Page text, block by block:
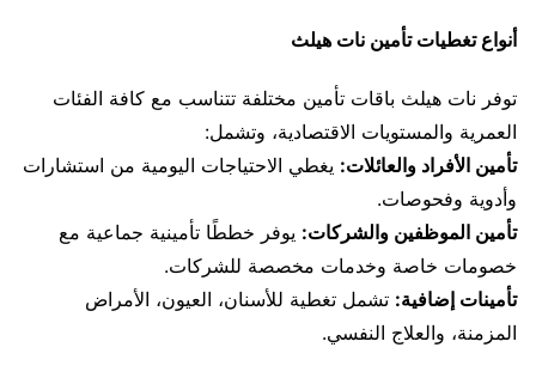
أنواع تغطيات تأمين نات هيلث
توفر نات هيلث باقات تأمين مختلفة تتناسب مع كافة الفئات
العمرية والمستويات الاقتصادية، وتشمل:
تأمين الأفراد والعائلات: يغطي الاحتياجات اليومية من استشارات
وأدوية وفحوصات.
تأمين الموظفين والشركات: يوفر خططًا تأمينية جماعية مع
خصومات خاصة وخدمات مخصصة للشركات.
تأمينات إضافية: تشمل تغطية للأسنان، العيون، الأمراض
المزمنة، والعلاج النفسي.